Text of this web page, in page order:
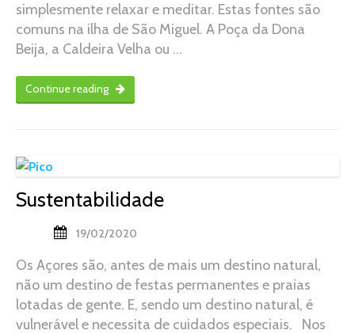
simplesmente relaxar e meditar. Estas fontes são
comuns na ilha de São Miguel. A Poça da Dona
Beija, a Caldeira Velha ou …
Continue reading
Sustentabilidade
19/02/2020
Os Açores são, antes de mais um destino natural,
não um destino de festas permanentes e praias
lotadas de gente. E, sendo um destino natural, é
vulnerável e necessita de cuidados especiais. Nos